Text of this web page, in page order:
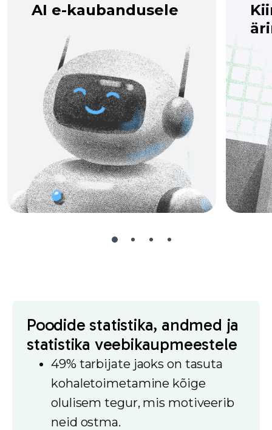
AI e-kaubandusele
Poodide statistika, andmed ja
statistika veebikaupmeestele
49% tarbijate jaoks on tasuta
kohaletoimetamine kõige
olulisem tegur, mis motiveerib
neid ostma.